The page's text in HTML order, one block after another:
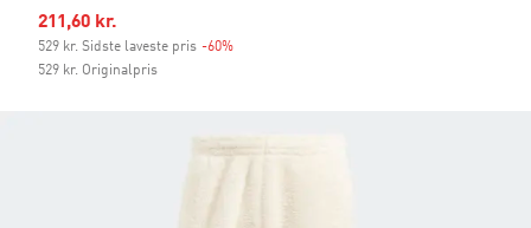
Udsalgspris
211,60 kr.
529 kr. Sidste laveste pris -60%
529 kr. Originalpris